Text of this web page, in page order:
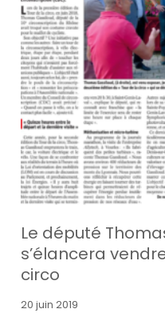
Le député
s’élancera
circo
20 juin 2019